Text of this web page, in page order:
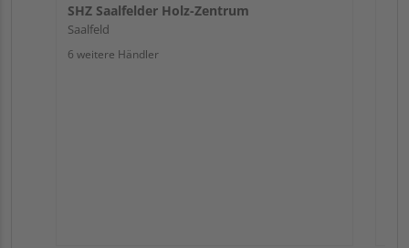
SHZ Saalfelder Holz-Zentrum
Saalfeld
6 weitere Händler